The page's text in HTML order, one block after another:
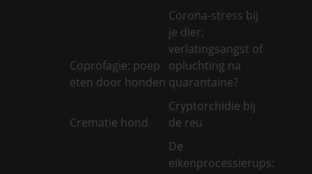
Coprofagie: poep
eten door honden
Corona-stress bij
je dier:
verlatingsangst of
opluchting na
quarantaine?
Crematie hond
Cryptorchidie bij
de reu
De
eikenprocessierups: